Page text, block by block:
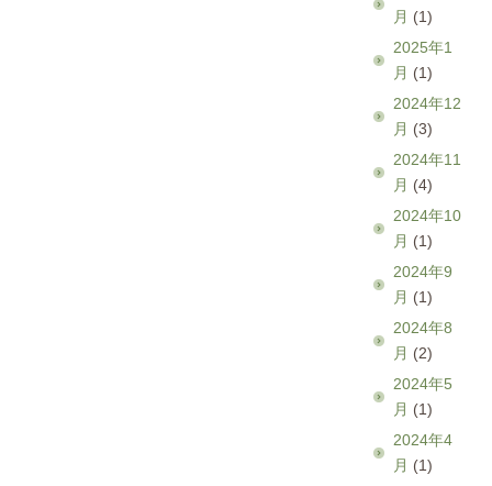
月 (1)
2025年1
月 (1)
2024年12
月 (3)
2024年11
月 (4)
2024年10
月 (1)
2024年9
月 (1)
2024年8
月 (2)
2024年5
月 (1)
2024年4
月 (1)